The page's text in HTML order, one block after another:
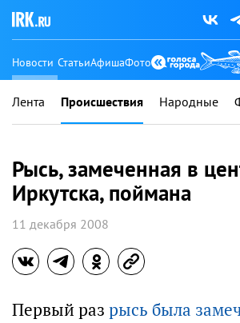
Новости СтатьиАфишаФото
Лента Происшествия Народные
Рысь, замеченная в
Иркутска, поймана
11 декабря 2008
Первый раз рысь была